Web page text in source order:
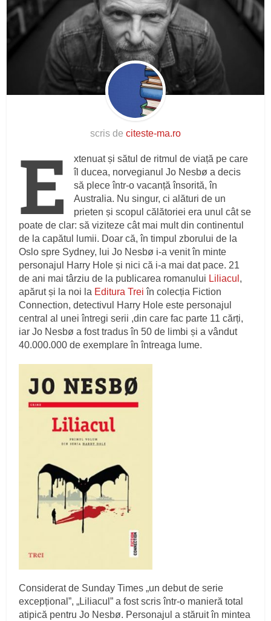
scris de citeste-ma.ro
E
xtenuat și sătul de ritmul de viață pe care
îl ducea, norvegianul Jo Nesbø a decis
să plece într-o vacanță însorită, în
Australia. Nu singur, ci alături de un
prieten și scopul călătoriei era unul cât se
poate de clar: să viziteze cât mai mult din continentul
de la capătul lumii. Doar că, în timpul zborului de la
Oslo spre Sydney, lui Jo Nesbø i-a venit în minte
personajul Harry Hole și nici că i-a mai dat pace. 21
de ani mai târziu de la publicarea romanului Liliacul ,
apărut și la noi la Editura Trei în colecția Fiction
Connection, detectivul Harry Hole este personajul
central al unei întregi serii ,din care fac parte 11 cărți,
iar Jo Nesbø a fost tradus în 50 de limbi și a vândut
40.000.000 de exemplare în întreaga lume.
Considerat de Sunday Times „un debut de serie
excepțional”, „Liliacul” a fost scris într-o manieră total
atipică pentru Jo Nesbø. Personajul a stăruit în mintea